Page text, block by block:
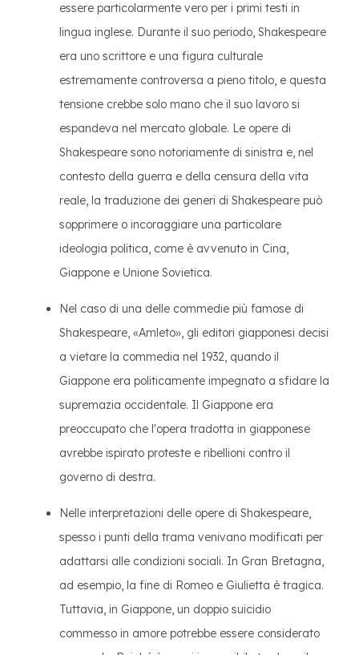
essere particolarmente vero per i primi testi in
lingua inglese. Durante il suo periodo, Shakespeare
era uno scrittore e una figura culturale
estremamente controversa a pieno titolo, e questa
tensione crebbe solo mano che il suo lavoro si
espandeva nel mercato globale. Le opere di
Shakespeare sono notoriamente di sinistra e, nel
contesto della guerra e della censura della vita
reale, la traduzione dei generi di Shakespeare può
sopprimere o incoraggiare una particolare
ideologia politica, come è avvenuto in Cina,
Giappone e Unione Sovietica.
Nel caso di una delle commedie più famose di
Shakespeare, «Amleto», gli editori giapponesi decisi
a vietare la commedia nel 1932, quando il
Giappone era politicamente impegnato a sfidare la
supremazia occidentale. Il Giappone era
preoccupato che l'opera tradotta in giapponese
avrebbe ispirato proteste e ribellioni contro il
governo di destra.
Nelle interpretazioni delle opere di Shakespeare,
spesso i punti della trama venivano modificati per
adattarsi alle condizioni sociali. In Gran Bretagna,
ad esempio, la fine di Romeo e Giulietta è tragica.
Tuttavia, in Giappone, un doppio suicidio
commesso in amore potrebbe essere considerato